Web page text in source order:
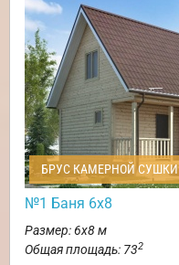
БРУС КАМЕРНОЙ СУШКИ
№1 Баня 6х8
Размер: 6х8 м
Общая площадь: 732